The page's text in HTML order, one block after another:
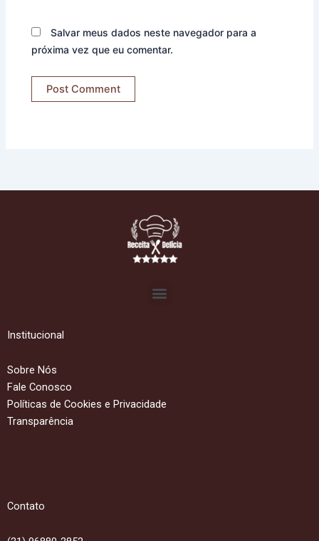
Salvar meus dados neste navegador para a
próxima vez que eu comentar.
Menu
Institucional
Sobre Nós
Fale Conosco
Políticas de Cookies e Privacidade
Transparência
Contato